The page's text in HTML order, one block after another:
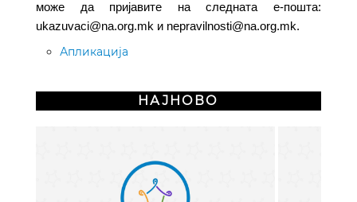
може да пријавите на следната е-пошта:
ukazuvaci@na.org.mk и nepravilnosti@na.org.mk.
Апликација
НАЈНОВО